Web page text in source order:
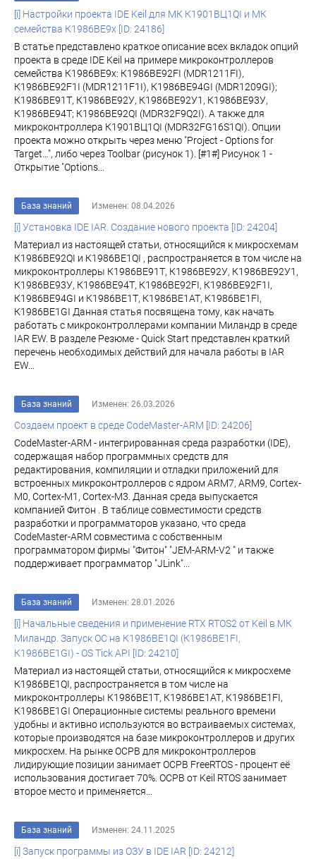
[i] Настройки проекта IDE Keil для МК К1901ВЦ1QI и МК
семейства К1986ВЕ9x [ID: 24186]
В статье представлено краткое описание всех вкладок опций
проекта в среде IDE Keil на примере микроконтроллеров
семейства К1986ВЕ9x: К1986ВЕ92FI (MDR1211FI),
К1986ВЕ92F1I (MDR1211F1I), К1986ВЕ94GI (MDR1209GI);
К1986ВЕ91Т, К1986ВЕ92У, К1986ВЕ92У1, К1986ВЕ93У,
К1986ВЕ94Т; К1986ВЕ92QI (MDR32F9Q2I). А также для
микроконтроллера К1901ВЦ1QI (MDR32FG16S1QI). Опции
проекта можно открыть через меню "Project - Options for
Target…", либо через Toolbar (рисунок 1). [#1#] Рисунок 1 -
Открытие "Options...
База знаний Изменен: 08.04.2026
[i] Установка IDE IAR. Создание нового проекта [ID: 24204]
Материал из настоящей статьи, относящийся к микросхемам
К1986ВЕ92QI и К1986ВЕ1QI , распространяется в том числе на
микроконтроллеры К1986ВЕ91Т, К1986ВЕ92У, К1986ВЕ92У1,
К1986ВЕ93У, К1986ВЕ94Т, К1986ВЕ92FI, К1986ВЕ92F1I,
К1986ВЕ94GI и К1986ВЕ1Т, К1986ВЕ1АТ, К1986ВЕ1FI,
К1986ВЕ1GI Данная статья посвящена тому, как начать
работать с микроконтроллерами компании Миландр в среде
IAR EW. В разделе Резюме - Quick Start представлен краткий
перечень необходимых действий для начала работы в IAR
EW...
База знаний Изменен: 26.03.2026
Создаем проект в среде CodeMaster-ARM [ID: 24206]
CodeMaster-ARM - интегрированная среда разработки (IDE),
содержащая набор программных средств для
редактирования, компиляции и отладки приложений для
встроенных микроконтроллеров с ядром ARM7, ARM9, Cortex-
M0, Cortex-M1, Cortex-M3. Данная среда выпускается
компанией Фитон . В таблице совместимости средств
разработки и программаторов указано, что среда
CodeMaster-ARM совместима с собственным
программатором фирмы "Фитон" "JEM-ARM-V2 " и также
поддерживает программатор "JLink"...
База знаний Изменен: 28.01.2026
[i] Начальные сведения и применение RTX RTOS2 от Keil в МК
Миландр. Запуск ОС на К1986ВЕ1QI (К1986ВЕ1FI,
К1986ВЕ1GI) - OS Tick API [ID: 24210]
Материал из настоящей статьи, относящийся к микросхеме
К1986ВЕ1QI, распространяется в том числе на
микроконтроллеры К1986ВЕ1Т, К1986ВЕ1АТ, К1986ВЕ1FI,
К1986ВЕ1GI Операционные системы реального времени
удобны и активно используются во встраиваемых системах,
которые производятся на базе микроконтроллеров и других
микросхем. На рынке ОСРВ для микроконтроллеров
лидирующие позиции занимает ОСРВ FreeRTOS - процент её
использования достигает 70%. ОСРВ от Keil RTOS занимает
второе место и применяется...
База знаний Изменен: 24.11.2025
[i] Запуск программы из ОЗУ в IDE IAR [ID: 24212]